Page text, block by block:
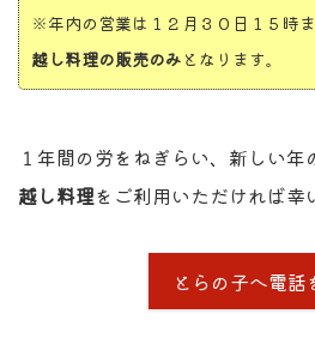
※年内の営業は１２月３０日１５時ま
越し料理の販売のみ となります。
１年間の労をねぎらい、新しい年
越し料理をご利用いただければ幸
とらの子へ電話